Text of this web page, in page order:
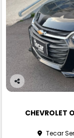
Co
CHEVROLET
Tecar